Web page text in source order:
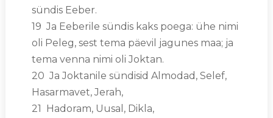
sündis Eeber.
19 Ja Eeberile sündis kaks poega: ühe nimi
oli Peleg, sest tema päevil jagunes maa; ja
tema venna nimi oli Joktan.
20 Ja Joktanile sündisid Almodad, Selef,
Hasarmavet, Jerah,
21 Hadoram, Uusal, Dikla,